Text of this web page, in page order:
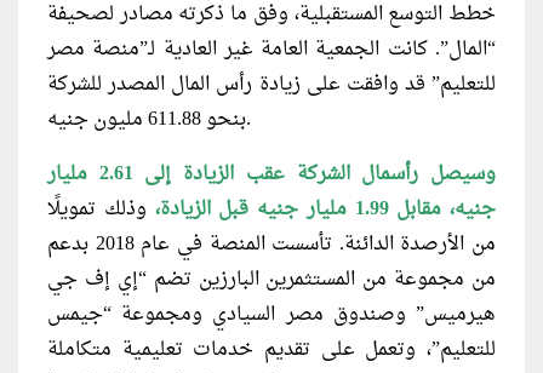
خطط التوسع المستقبلية، وفق ما ذكرته مصادر لصحيفة
“المال”. كانت الجمعية العامة غير العادية لـ”منصة مصر
للتعليم” قد وافقت على زيادة رأس المال المصدر للشركة
بنحو 611.88 مليون جنيه.
وسيصل رأسمال الشركة عقب الزيادة إلى 2.61 مليار
جنيه، مقابل 1.99 مليار جنيه قبل الزيادة،
وذلك تمويلًا
من الأرصدة الدائنة. تأسست المنصة في عام 2018 بدعم
من مجموعة من المستثمرين البارزين تضم “إي إف جي
هيرميس” وصندوق مصر السيادي ومجموعة “جيمس
للتعليم”، وتعمل على تقديم خدمات تعليمية متكاملة